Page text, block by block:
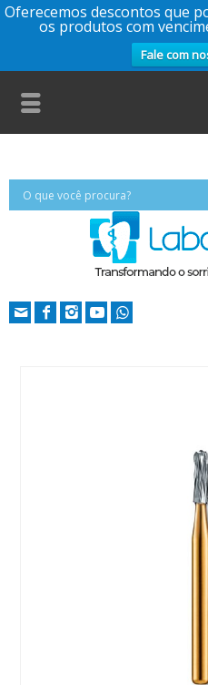
Oferecemos descontos que
os produtos com
Fale com